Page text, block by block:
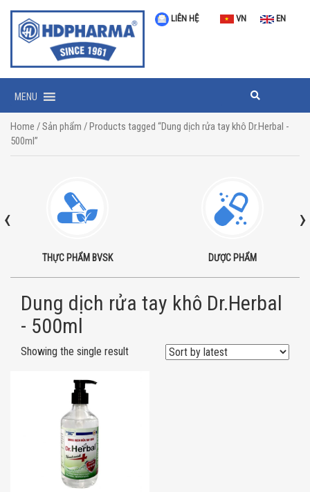
LIÊN HỆ VN EN
MENU
Home /Sản phẩm / Products tagged “Dung dịch rửa tay khô Dr.Herbal -
500ml”
THỰC PHẨM BVSK DƯỢC PHẨM
‹ ›
Dung dịch rửa tay khô Dr.Herbal
- 500ml
Showing the single result